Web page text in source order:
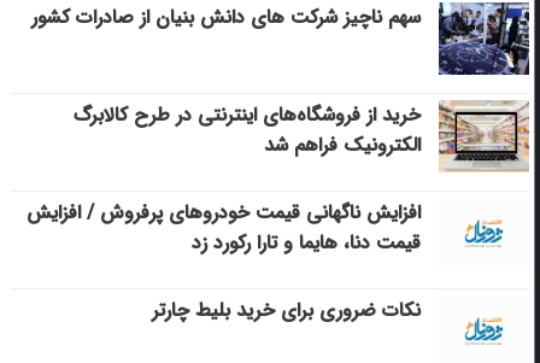
سهم ناچیز شرکت های دانش بنیان از صادرات کشور
خرید از فروشگاه‌های اینترنتی در طرح کالابرگ
الکترونیک فراهم شد
افزایش ناگهانی قیمت خودروهای پرفروش / افزایش
قیمت دنا، هایما و تارا رکورد زد
نکات ضروری برای خرید بلیط چارتر